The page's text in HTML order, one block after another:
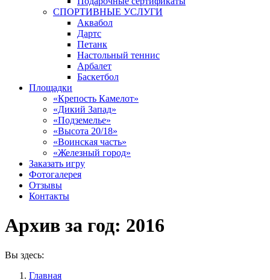
СПОРТИВНЫЕ УСЛУГИ
Аквабол
Дартс
Петанк
Настольный теннис
Арбалет
Баскетбол
Площадки
«Крепость Камелот»
«Дикий Запад»
«Подземелье»
«Высота 20/18»
«Воинская часть»
«Железный город»
Заказать игру
Фотогалерея
Отзывы
Контакты
Архив за год: 2016
Вы здесь:
Главная